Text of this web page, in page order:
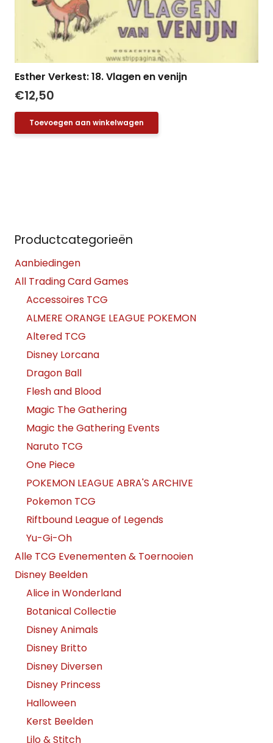
Esther Verkest: 18. Vlagen en venijn
€12,50
Toevoegen aan winkelwagen
Productcategorieën
Aanbiedingen
All Trading Card Games
Accessoires TCG
ALMERE ORANGE LEAGUE POKEMON
Altered TCG
Disney Lorcana
Dragon Ball
Flesh and Blood
Magic The Gathering
Magic the Gathering Events
Naruto TCG
One Piece
POKEMON LEAGUE ABRA'S ARCHIVE
Pokemon TCG
Riftbound League of Legends
Yu-Gi-Oh
Alle TCG Evenementen & Toernooien
Disney Beelden
Alice in Wonderland
Botanical Collectie
Disney Animals
Disney Britto
Disney Diversen
Disney Princess
Halloween
Kerst Beelden
Lilo & Stitch